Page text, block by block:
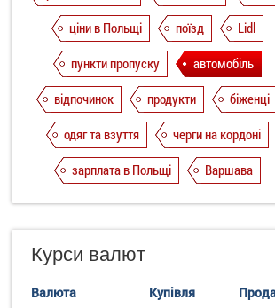
ціни в Польщі
поїзд
Lidl
пункти пропуску
автомобіль
відпочинок
продукти
біженці
одяг та взуття
черги на кордоні
зарплата в Польщі
Варшава
Курси валют
Валюта Купівля